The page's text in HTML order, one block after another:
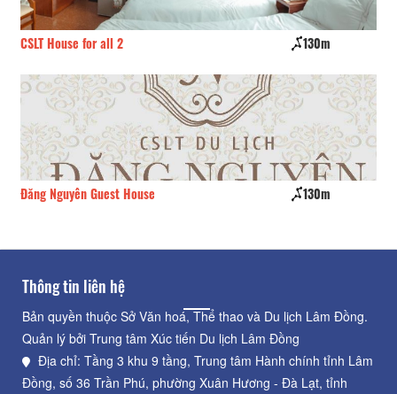
CSLT House for all 2 130m
Đăng Nguyên Guest House 130m
Thông tin liên hệ
Bản quyền thuộc Sở Văn hoá, Thể thao và Du lịch Lâm Đồng.
Quản lý bởi Trung tâm Xúc tiến Du lịch Lâm Đồng
Địa chỉ: Tầng 3 khu 9 tầng, Trung tâm Hành chính tỉnh Lâm
Đồng, số 36 Trần Phú, phường Xuân Hương - Đà Lạt, tỉnh